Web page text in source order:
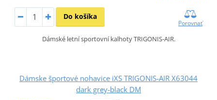
Do košíka
Porovnať
Dámské letní sportovní kalhoty TRIGONIS-AIR.
Dámske športové nohavice iXS TRIGONIS-AIR X63044
dark grey-black DM